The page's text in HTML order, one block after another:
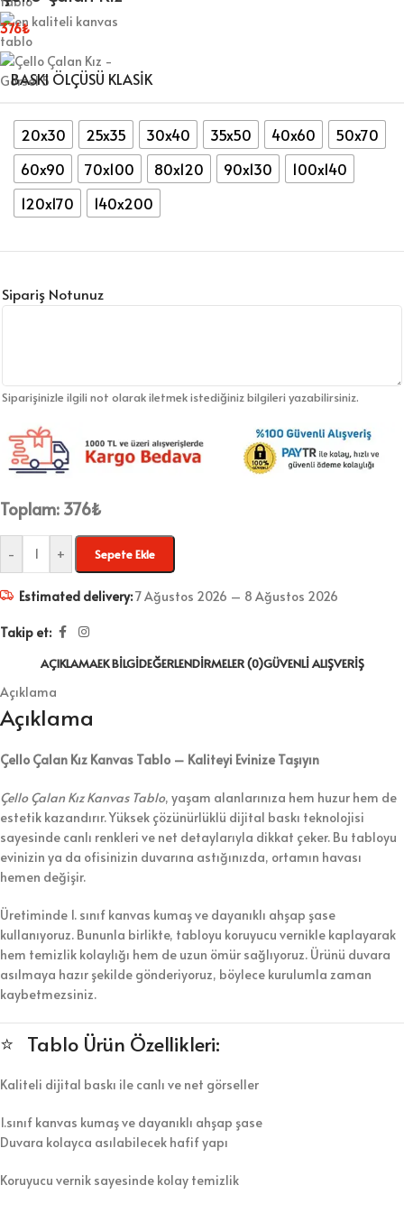
376₺
BASKI ÖLÇÜSÜ KLASIK
20x30 25x35 30x40 35x50 40x60
50x70
60x90
70x100 80x120 90x130
100x140
120x170
140x200
Sipariş Notunuz
Siparişinizle ilgili not olarak iletmek istediğiniz bilgileri yazabilirsiniz.
Toplam: 376₺
- + Sepete Ekle
Estimated delivery:7 Ağustos 2026 – 8 Ağustos 2026
Takip et:
AÇIKLAMAEK BILGIDEĞERLENDIRMELER (0)GÜVENLI ALIŞVERIŞ
Açıklama
Açıklama
Çello Çalan Kız Kanvas Tablo – Kaliteyi Evinize Taşıyın
Çello Çalan Kız Kanvas Tablo, yaşam alanlarınıza hem huzur hem de
estetik kazandırır. Yüksek çözünürlüklü dijital baskı teknolojisi
sayesinde canlı renkleri ve net detaylarıyla dikkat çeker. Bu tabloyu
evinizin ya da ofisinizin duvarına astığınızda, ortamın havası
hemen değişir.
Üretiminde 1. sınıf kanvas kumaş ve dayanıklı ahşap şase
kullanıyoruz. Bununla birlikte, tabloyu koruyucu vernikle kaplayarak
hem temizlik kolaylığı hem de uzun ömür sağlıyoruz. Ürünü duvara
asılmaya hazır şekilde gönderiyoruz, böylece kurulumla zaman
kaybetmezsiniz.
⭐ Tablo Ürün Özellikleri:
Kaliteli dijital baskı ile canlı ve net görseller
1.sınıf kanvas kumaş ve dayanıklı ahşap şase
Duvara kolayca asılabilecek hafif yapı
Koruyucu vernik sayesinde kolay temizlik